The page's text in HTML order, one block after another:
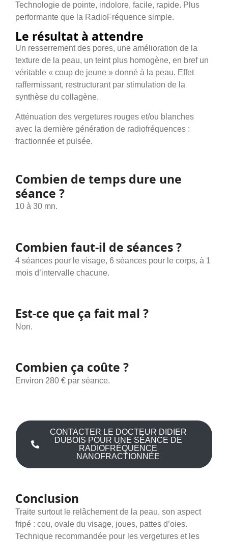
Technologie de pointe, indolore, facile, rapide. Plus
performante que la RadioFréquence simple.
Le résultat à attendre
Un resserrement des pores, une amélioration de la
texture de la peau, un teint plus homogène, en bref un
véritable « coup de jeune » donné à la peau. Effet
raffermissant, restructurant par stimulation de la
synthèse du collagène.
Atténuation des vergetures rouges et/ou blanches
avec la dernière génération de radiofréquences :
fractionnée et pulsée.
Combien de temps dure une
séance ?
10 à 30 mn.
Combien faut-il de séances ?
4 séances pour le visage, 6 séances pour le corps, à 1
mois d’intervalle chacune.
Est-ce que ça fait mal ?
Non.
Combien ça coûte ?
Environ 280 € par séance.
CONTACTER LE DOCTEUR DIDIER
DUBOIS POUR UNE SÉANCE DE
RADIOFRÉQUENCE
NANOFRACTIONNÉE
Conclusion
Traite surtout le relâchement de la peau, son aspect
fripé : cou, ovale du visage, joues, pattes d’oies.
Technique recommandée pour les vergetures et les